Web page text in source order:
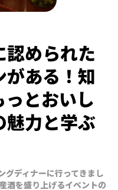
められた
ある！知
とおいし
魅力と学ぶ
ディナーに行ってきまし
酒を盛り上げるイベントの